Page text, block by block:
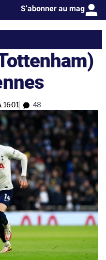
S’abonner au mag
16:01 48